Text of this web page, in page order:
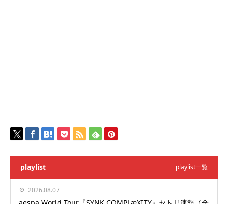
playlist playlist一覧
2026.08.07